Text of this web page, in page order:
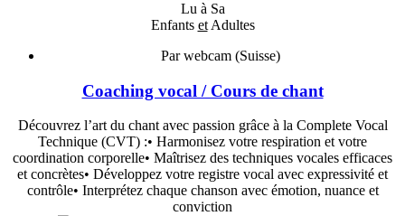
Lu à Sa
Enfants etAdultes
Par webcam (Suisse)
Coaching vocal / Cours de chant
Découvrez l’art du chant avec passion grâce à la Complete Vocal
Technique (CVT) :• Harmonisez votre respiration et votre
coordination corporelle• Maîtrisez des techniques vocales efficaces
et concrètes• Développez votre registre vocal avec expressivité et
contrôle• Interprétez chaque chanson avec émotion, nuance et
conviction